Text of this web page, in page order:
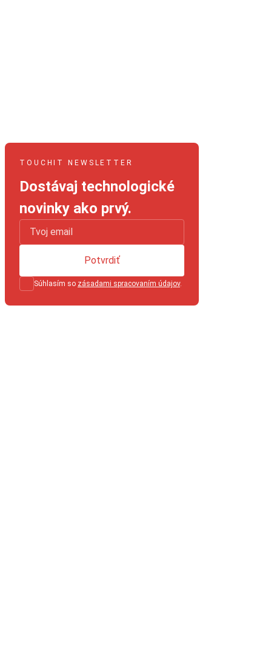
TOUCHIT NEWSLETTER
Dostávaj technologické
novinky ako prvý.
Súhlasím so zásadami spracovaním údajov.
Potvrdiť